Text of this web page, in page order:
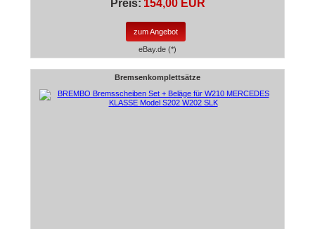
Preis: 154,00 EUR
zum Angebot
eBay.de (*)
Bremsenkomplettsätze